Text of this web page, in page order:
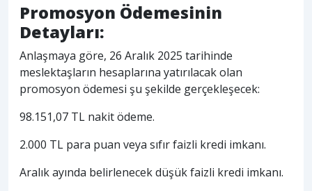
Promosyon Ödemesinin
Detayları:
Anlaşmaya göre, 26 Aralık 2025 tarihinde
meslektaşların hesaplarına yatırılacak olan
promosyon ödemesi şu şekilde gerçekleşecek:
98.151,07 TL nakit ödeme.
2.000 TL para puan veya sıfır faizli kredi imkanı.
Aralık ayında belirlenecek düşük faizli kredi imkanı.